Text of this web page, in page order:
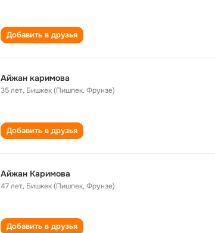
Добавить в друзья
Айжан каримова
35 лет, Бишкек (Пишпек, Фрунзе)
Добавить в друзья
Айжан Каримова
47 лет, Бишкек (Пишпек, Фрунзе)
Добавить в друзья